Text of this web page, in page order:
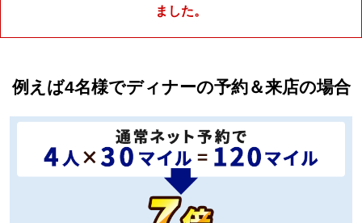
ました。
例えば4名様でディナーの予約＆来店の場合